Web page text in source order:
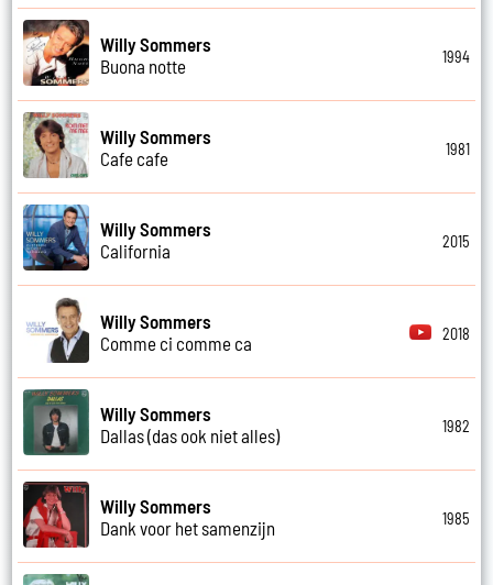
Willy Sommers
Buona notte
1994
Willy Sommers
Cafe cafe
1981
Willy Sommers
California
2015
Willy Sommers
Comme ci comme ca
2018
Willy Sommers
Dallas (das ook niet alles)
1982
Willy Sommers
Dank voor het samenzijn
1985